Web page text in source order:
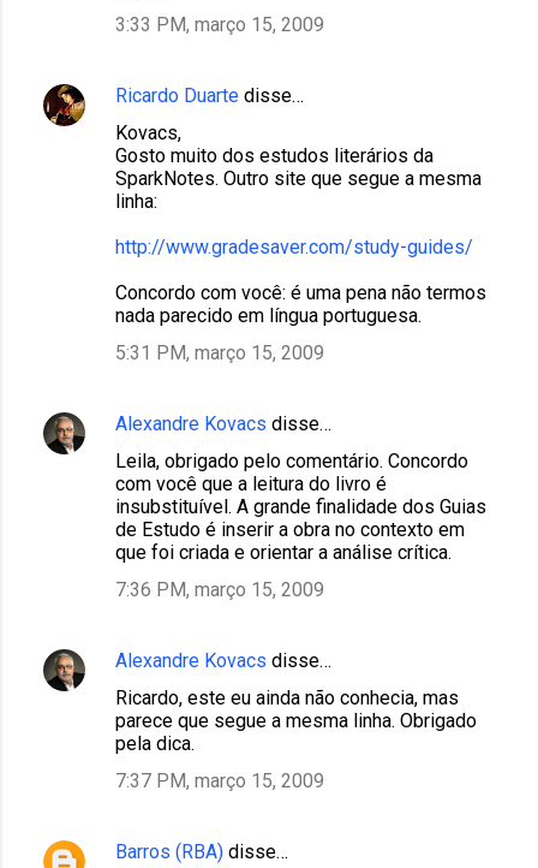
3:33 PM, março 15, 2009
Ricardo Duarte disse…
Kovacs,
Gosto muito dos estudos literários da
SparkNotes. Outro site que segue a mesma
linha:
http://www.gradesaver.com/study-guides/
Concordo com você: é uma pena não termos
nada parecido em língua portuguesa.
5:31 PM, março 15, 2009
Alexandre Kovacs disse…
Leila, obrigado pelo comentário. Concordo
com você que a leitura do livro é
insubstituível. A grande finalidade dos Guias
de Estudo é inserir a obra no contexto em
que foi criada e orientar a análise crítica.
7:36 PM, março 15, 2009
Alexandre Kovacs disse…
Ricardo, este eu ainda não conhecia, mas
parece que segue a mesma linha. Obrigado
pela dica.
7:37 PM, março 15, 2009
Barros (RBA) disse…